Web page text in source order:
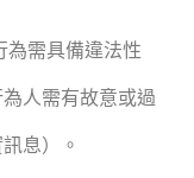
為需具備違法性
為人需有故意或過
息）。